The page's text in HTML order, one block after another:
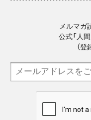
メルマガ
公式「人
（